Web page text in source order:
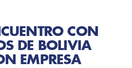
CON
DE BOLIVIA
EMPRESA